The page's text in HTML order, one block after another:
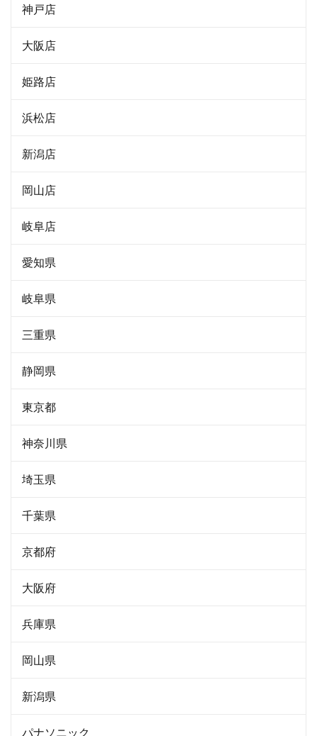
神戸店
大阪店
姫路店
浜松店
新潟店
岡山店
岐阜店
愛知県
岐阜県
三重県
静岡県
東京都
神奈川県
埼玉県
千葉県
京都府
大阪府
兵庫県
岡山県
新潟県
パナソニック